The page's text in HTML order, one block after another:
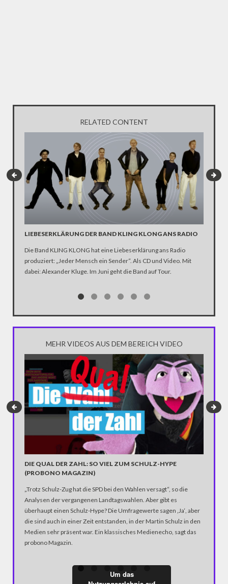
RELATED CONTENT
LIEBESERKLÄRUNG DER BAND KLING KLONG ANS RADIO
Die Band KLING KLONG hat eine Liebeserklärung ans Radio
produziert: „Jeder Mensch ein Sender“. Als CD und Video. Mit
dabei: Alexander Kluge. Im Juni geht die Band auf Tour.
MEHR VIDEOS AUS DEM BEREICH VIDEO
DIE QUAL DER ZAHL: SO VIEL ZUM SCHULZ-HYPE
(PROBONO MAGAZIN)
„Trotz Schulz-Zug hat die SPD bei den Wahlen versagt“, so die
Analysen der vergangenen Landtagswahlen. Aber gibt es
überhaupt einen Schulz-Hype? Die Umfragewerte sagen ‚Ja‘, aber
die sind auch in einer Zeit entstanden, in der Martin Schulz in den
Medien sehr präsent war. Ein klassisches Medienecho, sagt das
probono Magazin.
Um das